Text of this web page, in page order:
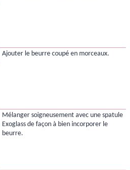
Ajouter le beurre coupé en morceaux.
Mélanger soigneusement avec une spatule
Exoglass de façon à bien incorporer le
beurre.